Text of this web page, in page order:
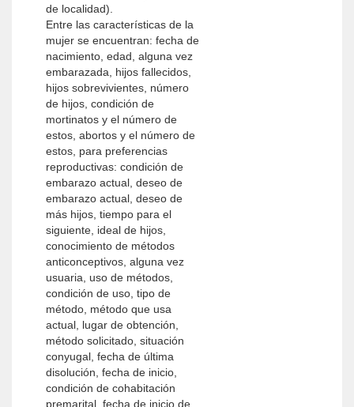
de localidad).
Entre las características de la
mujer se encuentran: fecha de
nacimiento, edad, alguna vez
embarazada, hijos fallecidos,
hijos sobrevivientes, número
de hijos, condición de
mortinatos y el número de
estos, abortos y el número de
estos, para preferencias
reproductivas: condición de
embarazo actual, deseo de
embarazo actual, deseo de
más hijos, tiempo para el
siguiente, ideal de hijos,
conocimiento de métodos
anticonceptivos, alguna vez
usuaria, uso de métodos,
condición de uso, tipo de
método, método que usa
actual, lugar de obtención,
método solicitado, situación
conyugal, fecha de última
disolución, fecha de inicio,
condición de cohabitación
premarital, fecha de inicio de